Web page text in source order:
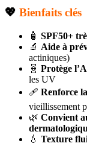
💖 Bienfaits clés
🧴 SPF50+
🔬 Aide à
actiniques)
🧬 Protège
les UV
🩹 Renforce
vieillissement
🌿 Convient
💧 Texture